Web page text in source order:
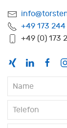
+49 173
+49 (0) 173